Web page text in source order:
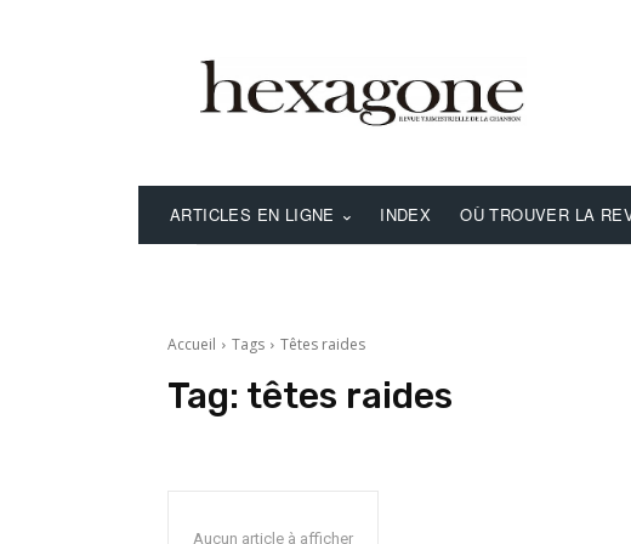
ARTICLES EN LIGNE INDEX OÙ TROUVER LA
Accueil Tags Têtes raides
Tag: têtes raides
Aucun article à afficher